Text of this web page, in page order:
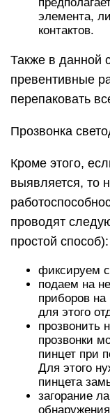
элемента,
контактов.
Также в данной
превентивные
перепаковать
Прозвонка
Кроме этого,
выявляется, то
проводят
простой способ):
фиксируем
подаем на
приборов на
для этого
прозвонить
прозвонки
пинцет при
Для этого
пинцета
загорание